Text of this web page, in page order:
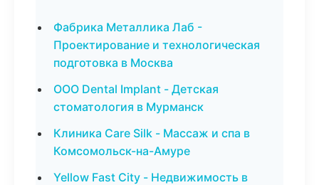
Фабрика Металлика Лаб -
Проектирование и технологическая
подготовка в Москва
ООО Dental Implant - Детская
стоматология в Мурманск
Клиника Care Silk - Массаж и спа в
Комсомольск-на-Амуре
Yellow Fast City - Недвижимость в